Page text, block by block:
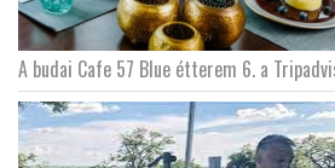
A budai Cafe 57 Blue étterem 6. a